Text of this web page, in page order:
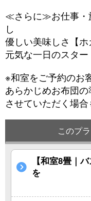
≪さらに≫お仕事・
し
優しい美味しさ【
元気な一日のスター
※和室をご予約のお
あらかじめお布団の
させていただく場
このプ
【和室8畳｜
を